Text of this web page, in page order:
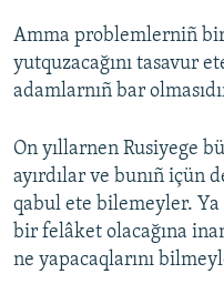
Amma problemlerniñ bir
yutquzacağını tasavur
adamlarnıñ bar
On yıllarnen Rusiyege
ayırdılar ve bunıñ içün
qabul ete bilemeyler.
bir felâket olacağına
ne yapacaqlarını